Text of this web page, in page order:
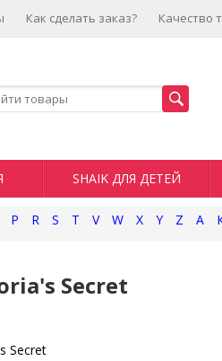
Как сделать заказ? Качество
SHAIK ДЛЯ ДЕТЕЙ
P R S T V W X Y Z А
Secret
Secret